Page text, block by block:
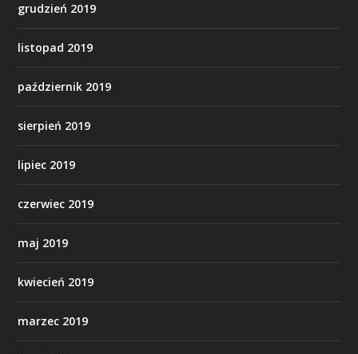
grudzień 2019
listopad 2019
październik 2019
sierpień 2019
lipiec 2019
czerwiec 2019
maj 2019
kwiecień 2019
marzec 2019